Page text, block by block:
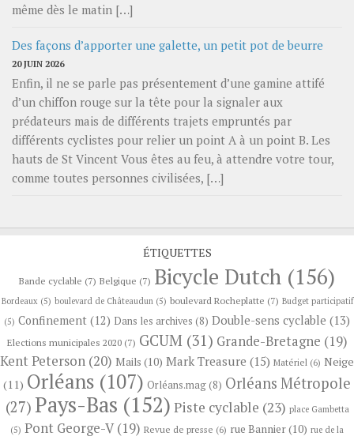
même dès le matin […]
Des façons d’apporter une galette, un petit pot de beurre
20 JUIN 2026
Enfin, il ne se parle pas présentement d’une gamine attifé
d’un chiffon rouge sur la tête pour la signaler aux
prédateurs mais de différents trajets empruntés par
différents cyclistes pour relier un point A à un point B. Les
hauts de St Vincent Vous êtes au feu, à attendre votre tour,
comme toutes personnes civilisées, […]
ÉTIQUETTES
Bande cyclable (7) Belgique (7) Bicycle Dutch (156)
Bordeaux(5) boulevard de Châteaudun(5) boulevard Rocheplatte (7) Budget participatif
(5) Confinement (12) Dans les archives (8) Double-sens cyclable (13)
Elections municipales 2020(7) GCUM(31) Grande-Bretagne (19)
Kent Peterson (20) Mails (10) Mark Treasure (15) Matériel (6) Neige
(11) Orléans (107) Orléans.mag (8) Orléans Métropole
(27) Pays-Bas (152) Piste cyclable (23) place Gambetta
(5) Pont George-V(19) Revue de presse (6) rue Bannier(10) rue de la